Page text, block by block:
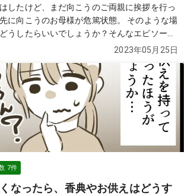
したけど、まだ向こうのご両親に挨拶を行っ
に向こうのお母様が危篤状態。 そのような場
うしたらいいでしょうか？そんなエピソード
2023年05月25日
7件
なったら、香典やお供えはどうす